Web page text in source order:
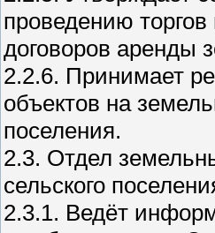
проведению
договоров аренды
2.2.6. Принимает
объектов на
поселения.
2.3. Отдел
сельского
2.3.1. Ведёт